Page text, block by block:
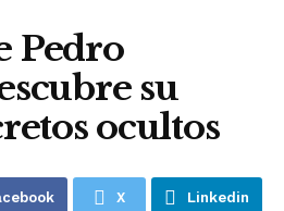
Pedro
su
ocultos
X Linkedin